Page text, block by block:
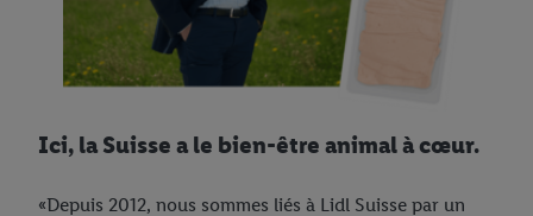
Ici, la Suisse a le bien-être animal à cœur.
«Depuis 2012, nous sommes liés à Lidl Suisse par un